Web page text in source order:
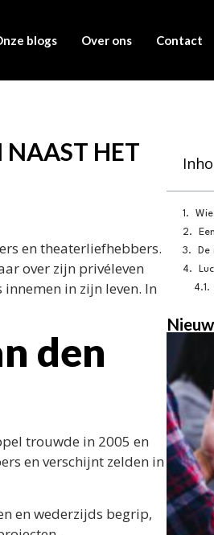
blogs Over ons Contact
NAAST HET
en theaterliefhebbers.
over zijn privéleven
in zijn leven. In
den
trouwde in 2005 en
en verschijnt zelden in
en wederzijds begrip,